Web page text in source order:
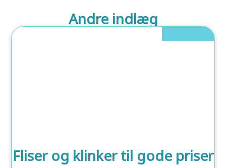
Andre indlæg
Fliser og klinker til gode priser